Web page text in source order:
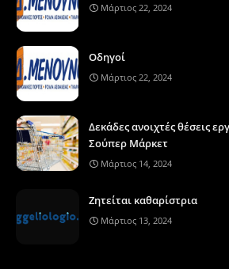
Μάρτιος 22, 2024
Οδηγοί
Μάρτιος 22, 2024
Δεκάδες ανοιχτές θέσεις
Σούπερ Μάρκετ
Μάρτιος 14, 2024
Ζητείται καθαρίστρια
Μάρτιος 13, 2024